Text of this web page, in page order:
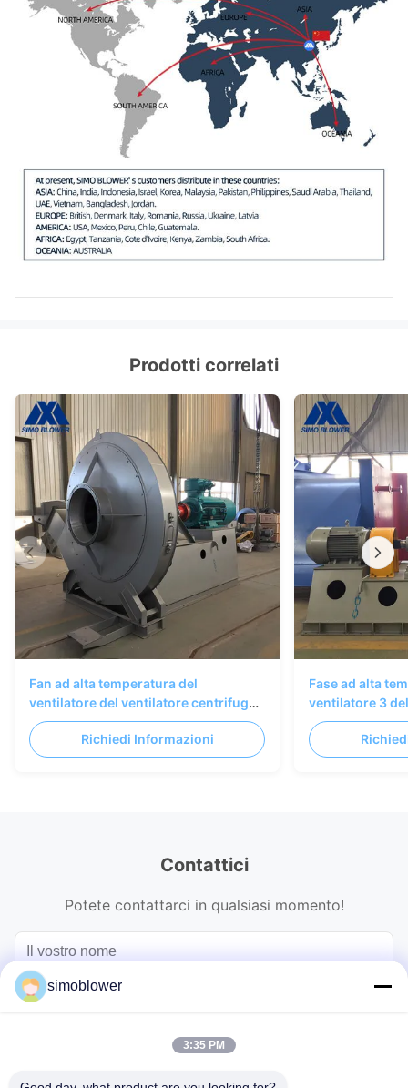
inossidabile…
Sopportare
FATICA, SKF,
NSK, ZWZ…
Ventilatore
Componenti
Telaio base del sistema, selezione
protettiva, compensatore della
conduttura del silenziatore,
Flangia dello sbocco & dell'entrata,
ammortizzatore, azionatore elettrico,
isolatore di scossa, accoppiamento
diaframma, accoppiamento fluido,
molle, invertitore, sistema dello
speciale di sistema, del motore, di
lubrificazione, carro armato
ecc del lubrificante
Prodotti correlati
Fan ad alta temperatura del
ventilatore del ventilatore centrifugo
ad alta pressione del acciaio al
carbonioRichiedi Informazioni
Fase ad alta
ventilatore 3
del ventilatore
scarico del
Contattici
Potete contattarci in qualsiasi momento!
simoblower
3:35 PM